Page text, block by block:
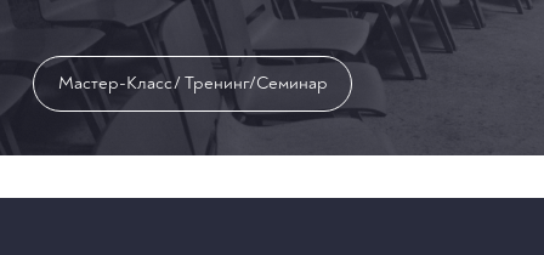
Мастер-Класс/ Тренинг/Семинар